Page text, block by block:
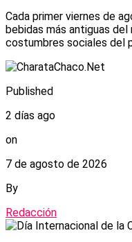
Cada primer viernes de
bebidas más antiguas
costumbres sociales del
Published
2 días ago
on
7 de agosto de 2026
By
Redacción